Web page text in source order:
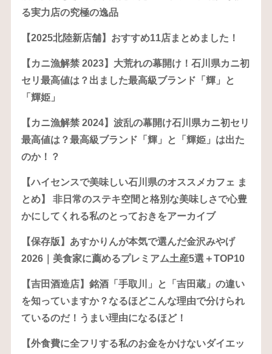
る実力店の究極の逸品
【2025北陸新店舗】おすすめ11店まとめました！
【カニ漁解禁 2023】大荒れの幕開け！石川県カニ初
セリ最高値は？出ました最高級ブランド「輝」と
「輝姫」
【カニ漁解禁 2024】波乱の幕開け石川県カニ初セリ
最高値は？最高級ブランド「輝」と「輝姫」は出た
のか！？
【ハイセンスで美味しい石川県のオススメカフェ ま
とめ】 非日常のステキ空間と格別な美味しさで心豊
かにしてくれる私のとっておきをアーカイブ
【保存版】あすかりんが本気で選んだ金沢みやげ
2026｜美食家に薦めるプレミアム土産5選＋TOP10
【吉田酒造店】銘酒「手取川」と「吉田蔵」の違い
を知っていますか？なるほどこんな理由で分けられ
ているのだ！うまい理由になるほど！
【外食費に全フリする私のお金をかけないダイエッ